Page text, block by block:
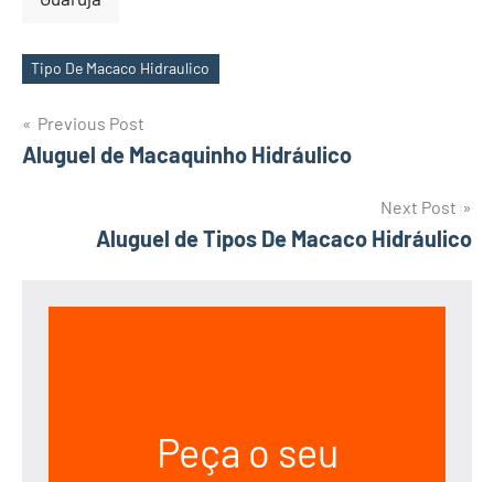
Tags
Tipo De Macaco Hidraulico
Post
navigation
Previous Post
Aluguel de Macaquinho Hidráulico
Next Post
Aluguel de Tipos De Macaco Hidráulico
Peça o seu